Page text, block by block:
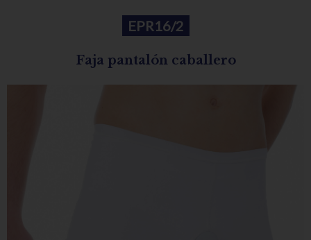
EPR16/2
Faja pantalón caballero